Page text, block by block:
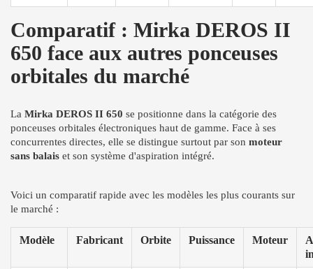
Comparatif : Mirka DEROS II
650 face aux autres ponceuses
orbitales du marché
La Mirka DEROS II 650 se positionne dans la catégorie des
ponceuses orbitales électroniques haut de gamme. Face à ses
concurrentes directes, elle se distingue surtout par son moteur
sans balais et son système d'aspiration intégré.
Voici un comparatif rapide avec les modèles les plus courants sur
le marché :
Modèle Fabricant Orbite Puissance Moteur